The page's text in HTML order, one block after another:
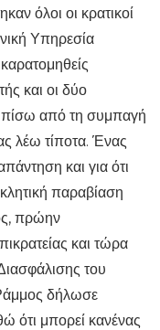
όλοι οι κρατικοί
Υπηρεσία
και οι δύο
πίσω από τη συμπαγή
λέω τίποτα. Ένας
και για ότι
παραβίαση
πρώην
και τώρα
του
δήλωσε
ότι μπορεί κανένας